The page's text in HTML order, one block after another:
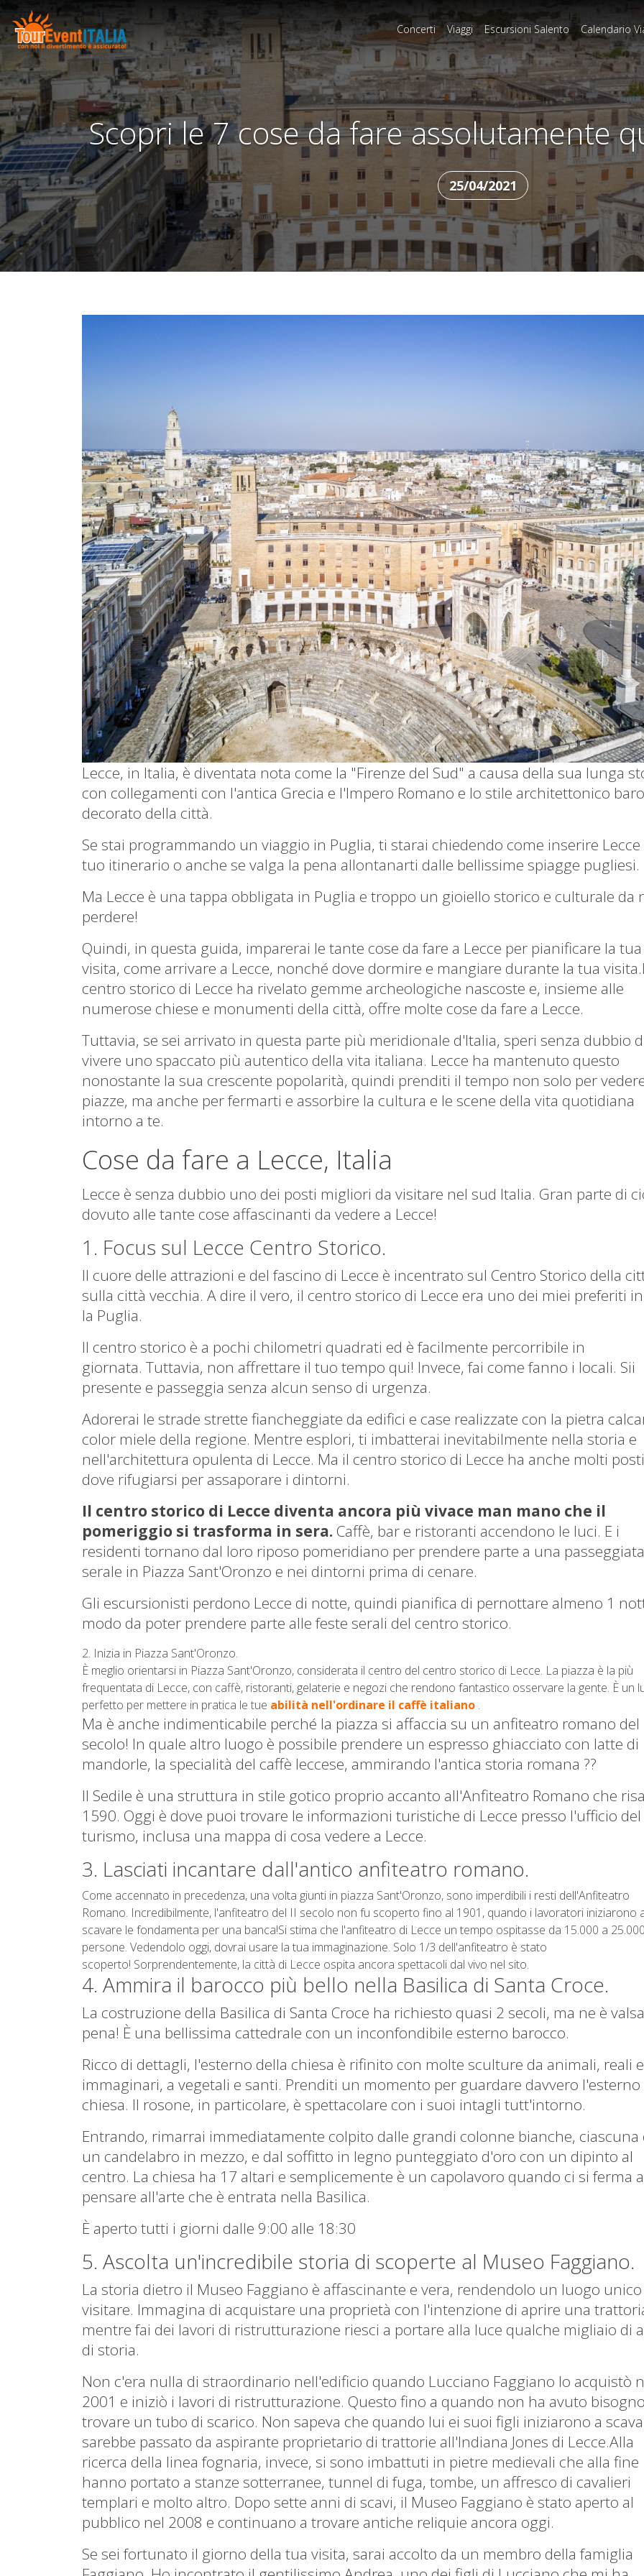
Concerti Viaggi Escursioni Salento Calendario
Scopri le 7 cose da fare assolutamente
25/04/2021
Lecce, in Italia, è diventata nota come la "Firenze del Sud" a causa della sua lunga
con collegamenti con l'antica Grecia e l'Impero Romano e lo stile architettonico
decorato della città.
Se stai programmando un viaggio in Puglia, ti starai chiedendo come inserire Lecce
tuo itinerario o anche se valga la pena allontanarti dalle bellissime spiagge pugliesi.
Ma Lecce è una tappa obbligata in Puglia e troppo un gioiello storico e culturale da
perdere!
Quindi, in questa guida, imparerai le tante cose da fare a Lecce per pianificare la tua
visita, come arrivare a Lecce, nonché dove dormire e mangiare durante la tua visita.
centro storico di Lecce ha rivelato gemme archeologiche nascoste e, insieme alle
numerose chiese e monumenti della città, offre molte cose da fare a Lecce.
Tuttavia, se sei arrivato in questa parte più meridionale d'Italia, speri senza dubbio
vivere uno spaccato più autentico della vita italiana. Lecce ha mantenuto questo
nonostante la sua crescente popolarità, quindi prenditi il ​​tempo non solo per
piazze, ma anche per fermarti e assorbire la cultura e le scene della vita quotidiana
intorno a te.
Cose da fare a Lecce, Italia
Lecce è senza dubbio uno dei posti migliori da visitare nel sud Italia. Gran parte di
dovuto alle tante cose affascinanti da vedere a Lecce!
1. Focus sul Lecce Centro Storico.
Il cuore delle attrazioni e del fascino di Lecce è incentrato sul Centro Storico della
sulla città vecchia. A dire il vero, il centro storico di Lecce era uno dei miei preferiti
la Puglia.
Il centro storico è a pochi chilometri quadrati ed è facilmente percorribile in
giornata. Tuttavia, non affrettare il tuo tempo qui! Invece, fai come fanno i locali. Sii
presente e passeggia senza alcun senso di urgenza.
Adorerai le strade strette fiancheggiate da edifici e case realizzate con la pietra
color miele della regione. Mentre esplori, ti imbatterai inevitabilmente nella storia e
nell'architettura opulenta di Lecce. Ma il centro storico di Lecce ha anche molti posti
dove rifugiarsi per assaporare i dintorni.
Il centro storico di Lecce diventa ancora più vivace man mano che il
pomeriggio si trasforma in sera. Caffè, bar e ristoranti accendono le luci. E i
residenti tornano dal loro riposo pomeridiano per prendere parte a una passeggiata
serale in Piazza Sant'Oronzo e nei dintorni prima di cenare.
Gli escursionisti perdono Lecce di notte, quindi pianifica di pernottare almeno 1
modo da poter prendere parte alle feste serali del centro storico.
2. Inizia in Piazza Sant'Oronzo.
È meglio orientarsi in Piazza Sant'Oronzo, considerata il centro del centro storico di Lecce. La piazza è la più
frequentata di Lecce, con caffè, ristoranti, gelaterie e negozi che rendono fantastico osservare la gente. È un
perfetto per mettere in pratica le tue abilità nell'ordinare il caffè italiano .
Ma è anche indimenticabile perché la piazza si affaccia su un anfiteatro romano del
secolo! In quale altro luogo è possibile prendere un espresso ghiacciato con latte di
mandorle, la specialità del caffè leccese, ammirando l'antica storia romana ??
Il Sedile è una struttura in stile gotico proprio accanto all'Anfiteatro Romano che
1590. Oggi è dove puoi trovare le informazioni turistiche di Lecce presso l'ufficio del
turismo, inclusa una mappa di cosa vedere a Lecce.
3. Lasciati incantare dall'antico anfiteatro romano.
Come accennato in precedenza, una volta giunti in piazza Sant'Oronzo, sono imperdibili i resti dell'Anfiteatro
Romano. Incredibilmente, l'anfiteatro del II secolo non fu scoperto fino al 1901, quando i lavoratori iniziarono
scavare le fondamenta per una banca!Si stima che l'anfiteatro di Lecce un tempo ospitasse da 15.000 a 25.000
persone. Vedendolo oggi, dovrai usare la tua immaginazione. Solo 1/3 dell'anfiteatro è stato
scoperto! Sorprendentemente, la città di Lecce ospita ancora spettacoli dal vivo nel sito.
4. Ammira il barocco più bello nella Basilica di Santa Croce.
La costruzione della Basilica di Santa Croce ha richiesto quasi 2 secoli, ma ne è
pena! È una bellissima cattedrale con un inconfondibile esterno barocco.
Ricco di dettagli, l'esterno della chiesa è rifinito con molte sculture da animali, reali e
immaginari, a vegetali e santi. Prenditi un momento per guardare davvero l'esterno
chiesa. Il rosone, in particolare, è spettacolare con i suoi intagli tutt'intorno.
Entrando, rimarrai immediatamente colpito dalle grandi colonne bianche, ciascuna
un candelabro in mezzo, e dal soffitto in legno punteggiato d'oro con un dipinto al
centro. La chiesa ha 17 altari e semplicemente è un capolavoro quando ci si ferma a
pensare all'arte che è entrata nella Basilica.
È aperto tutti i giorni dalle 9:00 alle 18:30
5. Ascolta un'incredibile storia di scoperte al Museo Faggiano.
La storia dietro il Museo Faggiano è affascinante e vera, rendendolo un luogo unico
visitare. Immagina di acquistare una proprietà con l'intenzione di aprire una
mentre fai dei lavori di ristrutturazione riesci a portare alla luce qualche migliaio di
di storia.
Non c'era nulla di straordinario nell'edificio quando Lucciano Faggiano lo acquistò
2001 e iniziò i lavori di ristrutturazione. Questo fino a quando non ha avuto
trovare un tubo di scarico. Non sapeva che quando lui ei suoi figli iniziarono a
sarebbe passato da aspirante proprietario di trattorie all'Indiana Jones di Lecce.Alla
ricerca della linea fognaria, invece, si sono imbattuti in pietre medievali che alla fine
hanno portato a stanze sotterranee, tunnel di fuga, tombe, un affresco di cavalieri
templari e molto altro. Dopo sette anni di scavi, il Museo Faggiano è stato aperto al
pubblico nel 2008 e continuano a trovare antiche reliquie ancora oggi.
Se sei fortunato il giorno della tua visita, sarai accolto da un membro della famiglia